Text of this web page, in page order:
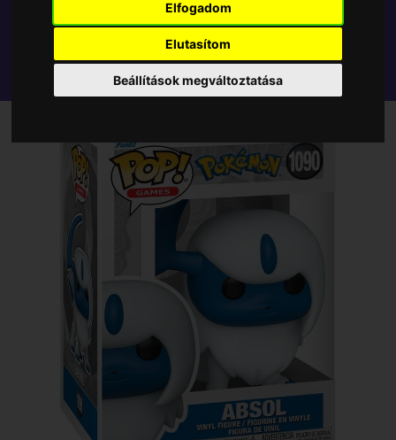
Elfogadom
Elutasítom
Beállítások megváltoztatása